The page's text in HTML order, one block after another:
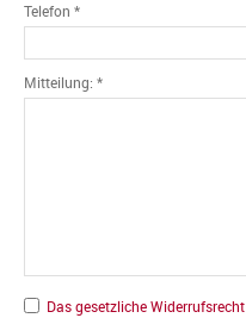
Telefon *
Mitteilung: *
Das gesetzliche Widerrufsrecht